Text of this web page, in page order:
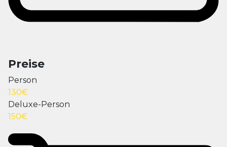
Preise
Person
130€
Deluxe-Person
150€